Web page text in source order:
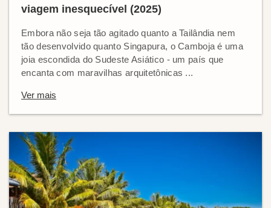
viagem inesquecível (2025)
Embora não seja tão agitado quanto a Tailândia nem
tão desenvolvido quanto Singapura, o Camboja é uma
joia escondida do Sudeste Asiático - um país que
encanta com maravilhas arquitetônicas ...
Ver mais